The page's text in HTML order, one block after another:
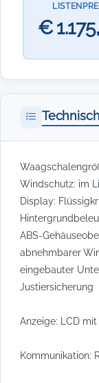
€
Windschutz: im
Display:
ABS-
abnehmbarer
eingebauter
Justiersicherung
Anzeige: LCD
Kommunikation: